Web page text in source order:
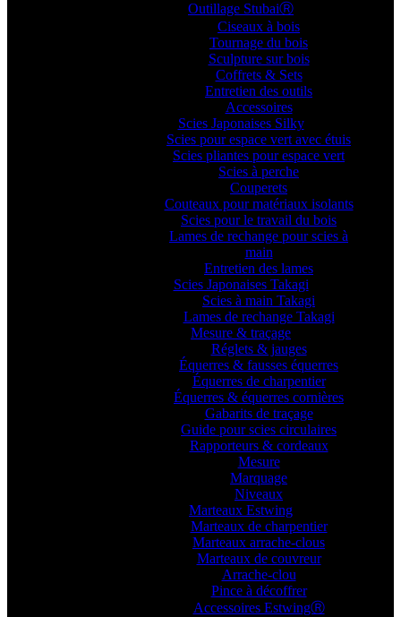
Outillage StubaiⓇ
Ciseaux à bois
Tournage du bois
Sculpture sur bois
Coffrets & Sets
Entretien des outils
Accessoires
Scies Japonaises Silky
Scies pour espace vert avec étuis
Scies pliantes pour espace vert
Scies à perche
Couperets
Couteaux pour matériaux isolants
Scies pour le travail du bois
Lames de rechange pour scies à
main
Entretien des lames
Scies Japonaises Takagi
Scies à main Takagi
Lames de rechange Takagi
Mesure & traçage
Réglets & jauges
Équerres & fausses équerres
Équerres de charpentier
Équerres & équerres cornières
Gabarits de traçage
Guide pour scies circulaires
Rapporteurs & cordeaux
Mesure
Marquage
Niveaux
Marteaux Estwing
Marteaux de charpentier
Marteaux arrache-clous
Marteaux de couvreur
Arrache-clou
Pince à décoffrer
Accessoires EstwingⓇ